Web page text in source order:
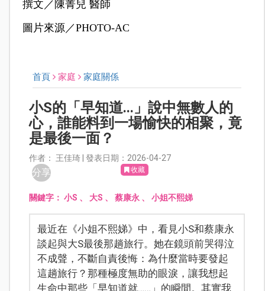
撰文／陳菁兒 醫師
圖片來源／PHOTO-AC
首頁 家庭 家庭關係
小S的「早知道...」說中無數人的
心，誰能料到一場愉快的相聚，竟
是最後一面？
作者： 王佳琦 | 發表日期：2026-04-27
分享 收藏
關鍵字：小S 、 大S 、蔡康永 、小姐不熙娣
最近在《小姐不熙娣》中，看見小S和蔡康永
談起與大S最後那趟旅行。她在鏡頭前哭得泣
不成聲，不斷自責後悔：為什麼當時要發起
這趟旅行？那種極度無助的眼淚，讓我想起
生命中那些「早知道就……」的瞬間。其實我